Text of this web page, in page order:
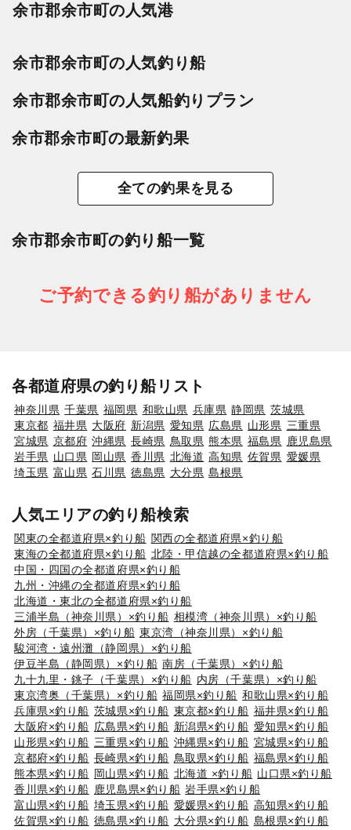
余市郡余市町の人気港
余市郡余市町の人気釣り船
余市郡余市町の人気船釣りプラン
余市郡余市町の最新釣果
全ての釣果を見る
余市郡余市町の釣り船一覧
ご予約できる釣り船がありません
各都道府県の釣り船リスト
神奈川県 千葉県 福岡県 和歌山県 兵庫県 静岡県 茨城県
東京都 福井県 大阪府 新潟県 愛知県 広島県 山形県 三重県
宮城県 京都府 沖縄県 長崎県 鳥取県 熊本県 福島県
鹿児島県
岩手県 山口県 岡山県 香川県 北海道 高知県 佐賀県 愛媛県
埼玉県 富山県 石川県 徳島県 大分県 島根県
人気エリアの釣り船検索
関東の全都道府県×釣り船 関西の全都道府県×釣り船
東海の全都道府県×釣り船 北陸・甲信越の全都道府県×釣り船
中国・四国の全都道府県×釣り船
九州・沖縄の全都道府県×釣り船
北海道・東北の全都道府県×釣り船
三浦半島（神奈川県）×釣り船 相模湾（神奈川県）×釣り船
外房（千葉県）×釣り船 東京湾（神奈川県）×釣り船
駿河湾・遠州灘（静岡県）×釣り船
伊豆半島（静岡県）×釣り船 南房（千葉県）×釣り船
九十九里・銚子（千葉県）×釣り船 内房（千葉県）×釣り船
東京湾奥（千葉県）×釣り船 福岡県×釣り船 和歌山県×釣り船
兵庫県×釣り船 茨城県×釣り船 東京都×釣り船 福井県×釣り船
大阪府×釣り船 広島県×釣り船 新潟県×釣り船 愛知県×釣り船
山形県×釣り船 三重県×釣り船 沖縄県×釣り船 宮城県×釣り船
京都府×釣り船 長崎県×釣り船 鳥取県×釣り船 福島県×釣り船
熊本県×釣り船 岡山県×釣り船 北海道 ×釣り船 山口県×釣り船
香川県×釣り船 鹿児島県×釣り船 岩手県×釣り船
富山県×釣り船 埼玉県×釣り船 愛媛県×釣り船 高知県×釣り船
佐賀県×釣り船 徳島県×釣り船 大分県×釣り船 島根県×釣り船